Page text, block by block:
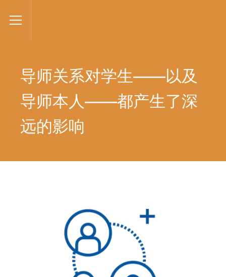
Toggle Menu
导师关系对学生——以及
导师本人——都产生了深
远的影响